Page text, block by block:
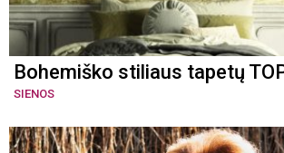
Bohemiško stiliaus tapetų
SIENOS